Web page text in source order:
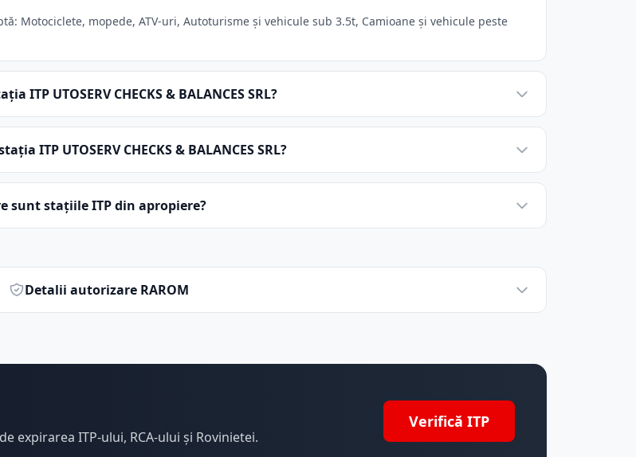
Motociclete, mopede, ATV-uri, Autoturisme și vehicule sub 3.5t, Camioane și vehicule peste
ITP UTOSERV CHECKS & BALANCES SRL?
ITP UTOSERV CHECKS & BALANCES SRL?
sunt stațiile ITP din apropiere?
Detalii autorizare RAROM
expirarea ITP-ului, RCA-ului și Rovinietei.
Verifică ITP